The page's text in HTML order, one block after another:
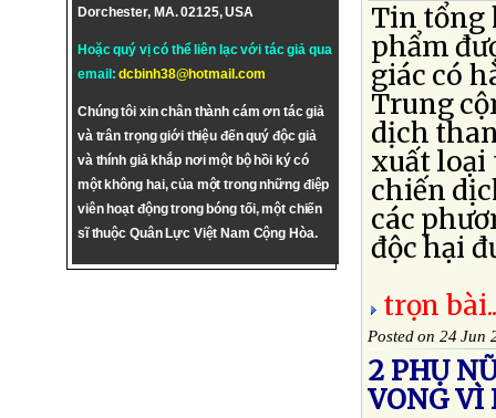
Dorchester, MA. 02125, USA
Hoặc quý vị có thể liên lạc với tác giả qua
email:dcbinh38@hotmail.com
Chúng tôi xin chân thành cám ơn tác giả
và trân trọng giới thiệu đến quý độc giả
và thính giả khắp nơi một bộ hồi ký có
một không hai, của một trong những điệp
viên hoạt động trong bóng tối, một chiến
sĩ thuộc Quân Lực Việt Nam Cộng Hòa.
Tin tổng
phẩm
giác có
Trung
dịch
xuất loại
chiến
các
độc hại
trọn
Posted on 24 Jun
2 PHỤ
VONG VÌ